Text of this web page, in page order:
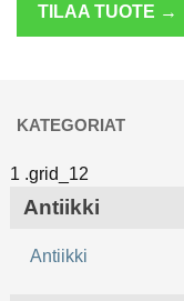
TILAA TUOTE →
KATEGORIAT
Antiikki
Antiikki